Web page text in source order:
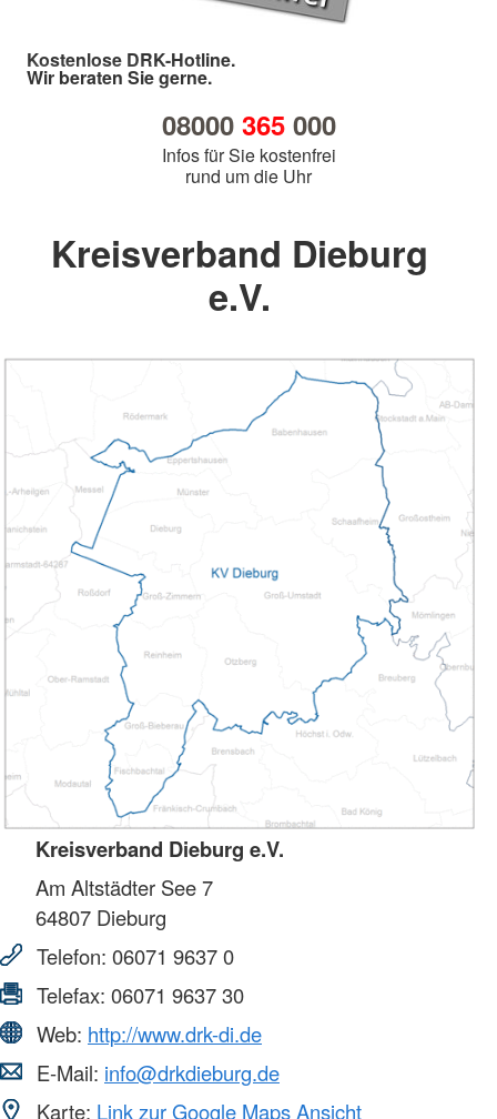
Kostenlose DRK-Hotline.
Wir beraten Sie gerne.
08000 365000
Infos für Sie kostenfrei
rund um die Uhr
Kreisverband Dieburg
e.V.
Kreisverband Dieburg e.V.
Am Altstädter See 7
64807 Dieburg
Telefon: 06071 9637 0
Telefax: 06071 9637 30
Web: http://www.drk-di.de
E-Mail: info@drkdieburg.de
Karte: Link zur Google Maps Ansicht